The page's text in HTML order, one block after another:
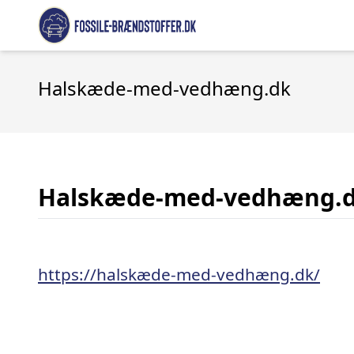
Halskæde-med-vedhæng.dk
Halskæde-med-
https://halskæde-med-vedhæng.dk/